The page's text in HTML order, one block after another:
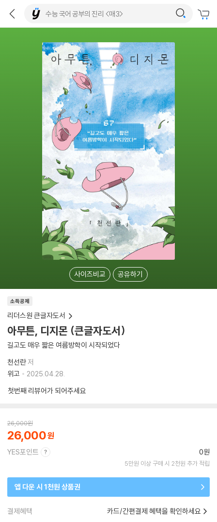
사이즈비교 공유하기
소득공제
리더스원 큰글자도서
아무튼, 디지몬 (큰글자도서)
길고도 매우 짧은 여름방학이 시작되었다
천선란저
위고
2025.04.28.
첫번째 리뷰어가 되어주세요
26,000원
26,000
YES포인트 0원
5만원 이상 구매 시 2천원 추가 적립
앱 다운 시 1천원 상품권
결제혜택 카드/간편결제 혜택을 확인하세요